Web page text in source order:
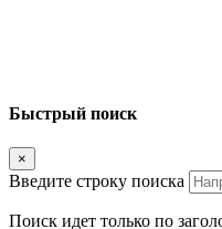
Быстрый поиск
×
Введите строку поиска
Поиск идет только по